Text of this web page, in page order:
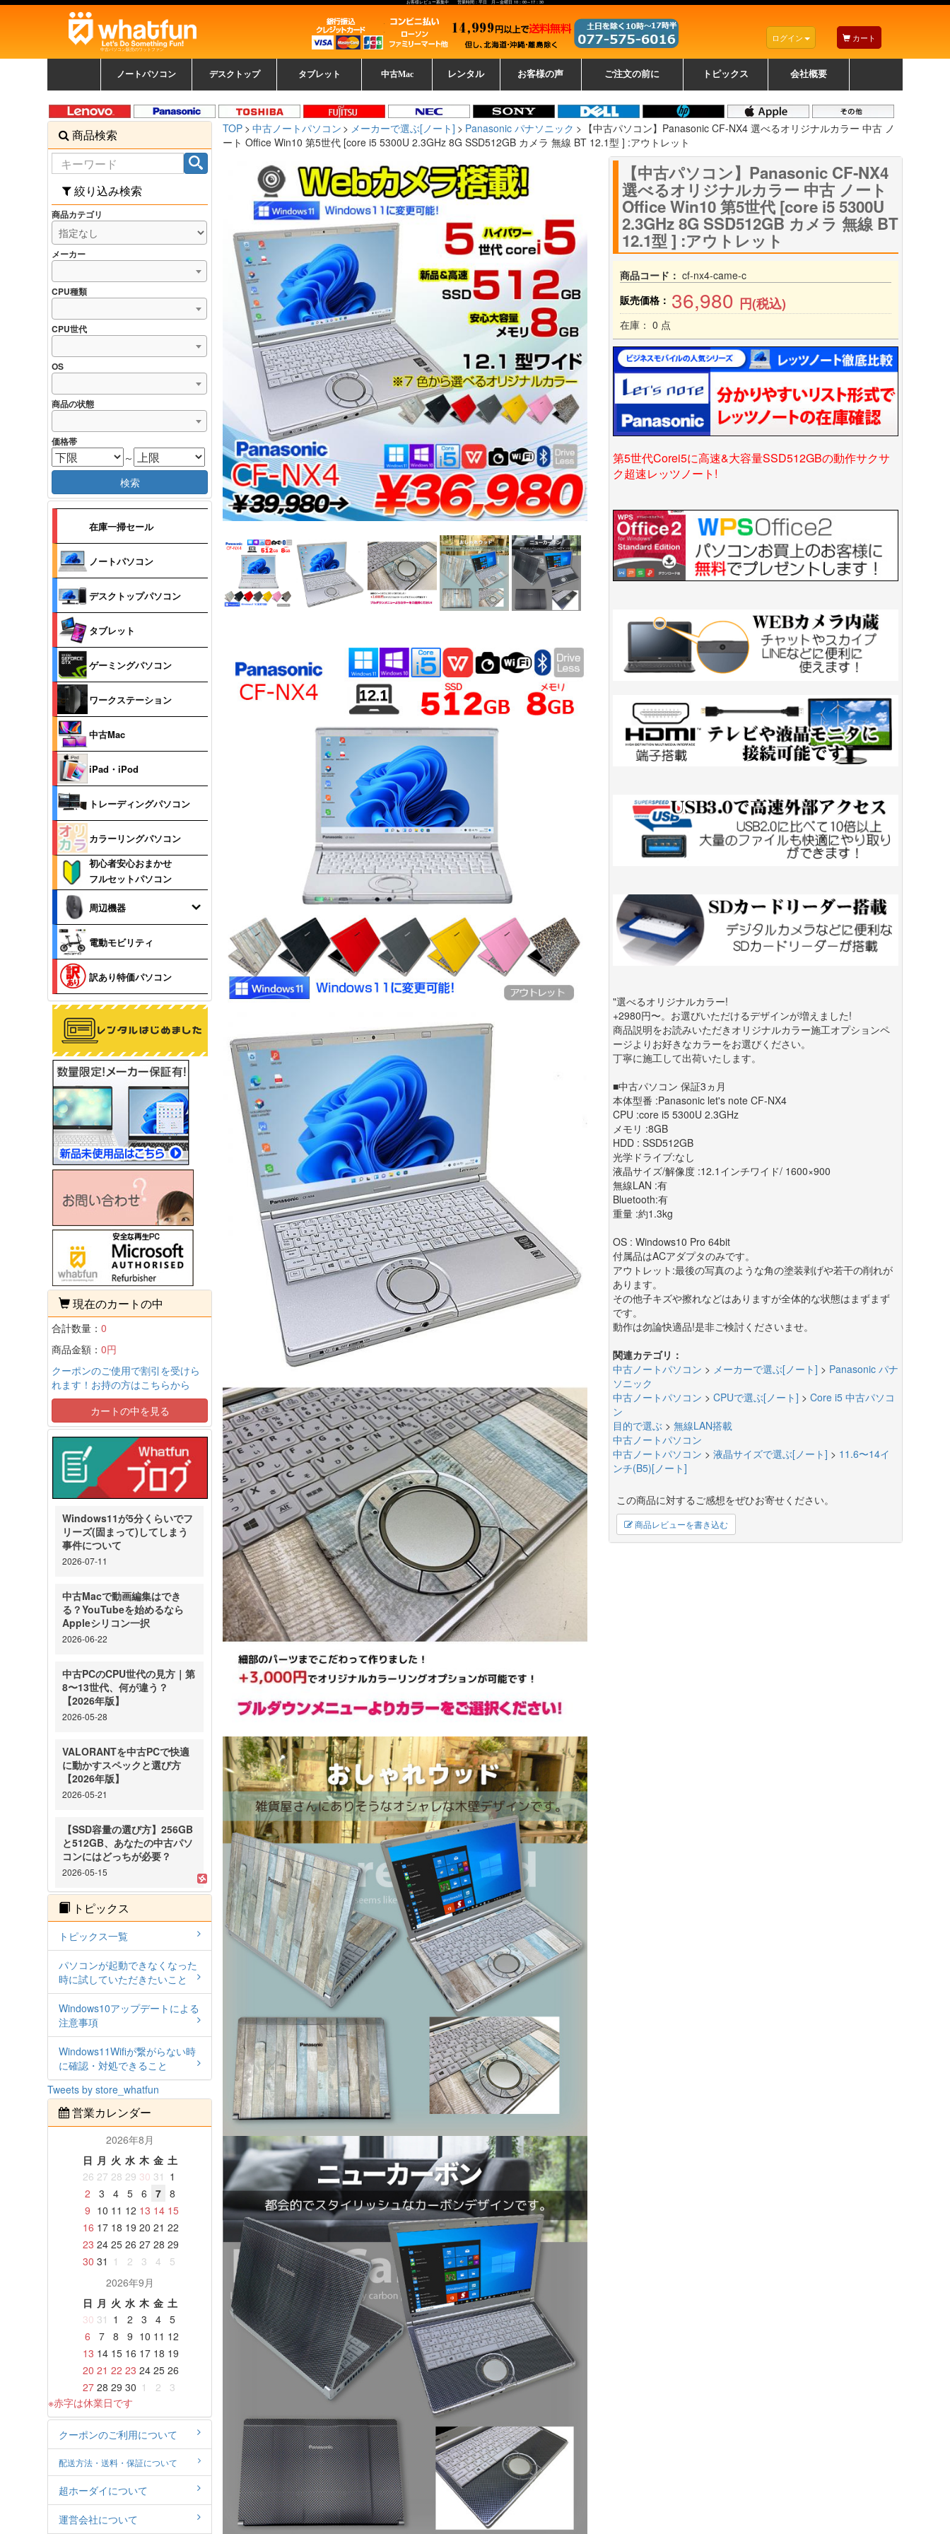
お客様レビュー募集中 営業時間：平日 月～金曜日 10：00～17：30
中古パソコン販売のワットファン
ログイン カート
ノートパソコン
覧
パソコン
ッカード
デスクトップ
中古デスクトップ一覧
新品デスクトップ一
覧
ゲーミングパソコン
トレーディングパソ
コン
ッカード
タブレット 中古Mac レンタル お客様の声 ご注文の前に トピックス 会社概要
TOP 中古ノートパソコン メーカーで選ぶ[ノート] Panasonic パナソニック
【中古パソコン】Panasonic CF-NX4 選べるオリジナルカラー 中古 ノ
ート Office Win10 第5世代 [core i5 5300U 2.3GHz 8G SSD512GB カメラ 無線 BT 12.1型 ] :アウトレット
【中古パソコン】Panasonic CF-NX4
選べるオリジナルカラー 中古 ノート
Office Win10 第5世代 [core i5 5300U
2.3GHz 8G SSD512GB カメラ 無線 BT
12.1型 ] :アウトレット
商品コード： cf-nx4-came-c
販売価格： 36,980 円(税込)
在庫： 0 点
第5世代Corei5に高速&大容量SSD512GBの動作サクサ
ク超速レッツノート!
"選べるオリジナルカラー!
+2980円〜。お選びいただけるデザインが増えました!
商品説明をお読みいただきオリジナルカラー施工オプションペ
ージよりお好きなカラーをお選びください。
丁寧に施工して出荷いたします。
■中古パソコン 保証3ヵ月
本体型番 :Panasonic let's note CF-NX4
CPU :core i5 5300U 2.3GHz
メモリ :8GB
HDD : SSD512GB
光学ドライブ:なし
液晶サイズ/解像度 :12.1インチワイド/ 1600×900
無線LAN :有
Bluetooth:有
重量 :約1.3kg
OS : Windows10 Pro 64bit
付属品はACアダプタのみです。
アウトレット:最後の写真のような角の塗装剥げや若干の削れが
あります。
その他子キズや擦れなどはありますが全体的な状態はまずまず
です。
動作は勿論快適品!是非ご検討くださいませ。
関連カテゴリ：
中古ノートパソコン > メーカーで選ぶ[ノート] > Panasonic パナ
ソニック
中古ノートパソコン > CPUで選ぶ[ノート] > Core i5 中古パソコ
ン
目的で選ぶ> 無線LAN搭載
中古ノートパソコン
中古ノートパソコン > 液晶サイズで選ぶ[ノート] > 11.6〜14イ
ンチ(B5)[ノート]
この商品に対するご感想をぜひお寄せください。
商品レビューを書き込む
商品検索
絞り込み検索
商品カテゴリ
メーカー
CPU種類
CPU世代
OS
商品の状態
価格帯
～
検索
在庫一掃セール
ノートパソコン
デスクトップパソコン
タブレット
ゲーミングパソコン
ワークステーション
中古Mac
iPad・iPod
トレーディングパソコン
カラーリングパソコン
初心者安心おまかせ
フルセットパソコン
周辺機器
電動モビリティ
訳あり特価パソコン
現在のカートの中
合計数量： 0
商品金額： 0円
クーポンのご使用で割引を受けら
れます！お持の方はこちらから
カートの中を見る
Windows11が5分くらいでフ
リーズ(固まって)してしまう
事件について
2026-07-11
中古Macで動画編集はでき
る？YouTubeを始めるなら
Appleシリコン一択
2026-06-22
中古PCのCPU世代の見方｜第
8〜13世代、何が違う？
【2026年版】
2026-05-28
VALORANTを中古PCで快適
に動かすスペックと選び方
【2026年版】
2026-05-21
【SSD容量の選び方】256GB
と512GB、あなたの中古パソ
コンにはどっちが必要？
2026-05-15
トピックス
トピックス一覧
パソコンが起動できなくなった
時に試していただきたいこと
Windows10アップデートによる
注意事項
Windows11Wifiが繋がらない時
に確認・対処できること
Tweets by store_whatfun
営業カレンダー
2026年8月
日 月 火 水 木 金 土
26 27 28 29 30 31 1
2
3 4 5 6 7
8
9 10 11 12 13 14 15
16 17 18 19 20 21 22
23 24 25 26 27 28 29
30 31 1 2 3 4
5
2026年9月
日 月 火 水 木 金 土
30 31 1 2 3 4
5
6
7 8 9 10 11 12
13 14 15 16 17 18 19
20 21 22 23 24 25 26
27 28 29 30 1 2
3
※赤字は休業日です
クーポンのご利用について
配送方法・送料・保証について
超ホーダイについて
運営会社について